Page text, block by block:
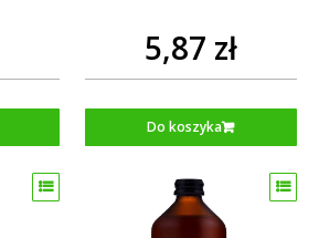
5,87 zł
Do koszyka